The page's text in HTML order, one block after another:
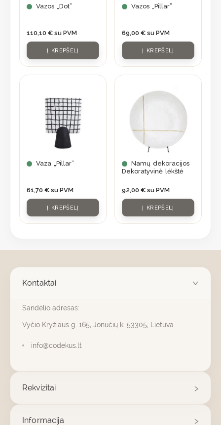
Vazos „Dot”
110,10 € su PVM
Į KREPŠELĮ
Vazos „Pillar”
69,00 € su PVM
Į KREPŠELĮ
Vaza „Pillar”
61,70 € su PVM
Į KREPŠELĮ
Namų dekoracijos
Dekoratyvinė lėkštė
92,00 € su PVM
Į KREPŠELĮ
Kontaktai
Sandėlio adresas:
Vyčio Kryžiaus g. 165, Jonučių k. 53305, Lietuva
info@codekus.lt
Rekvizitai
Informacija